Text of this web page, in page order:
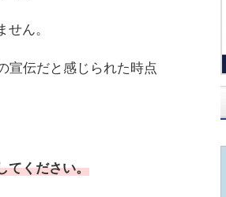
ん。
宣伝だと感じられた時点
てください。